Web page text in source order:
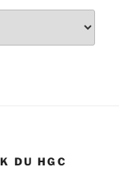
DU HGC